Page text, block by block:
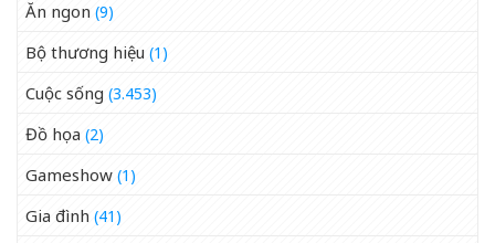
Ăn ngon (9)
Bộ thương hiệu (1)
Cuộc sống (3.453)
Đồ họa (2)
Gameshow (1)
Gia đình (41)